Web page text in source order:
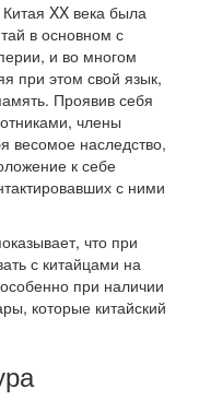
XX века была
в основном с
и во многом
при этом свой язык,
Проявив себя
члены
весомое наследство,
к себе
с ними
что при
с китайцами на
при наличии
которые китайский